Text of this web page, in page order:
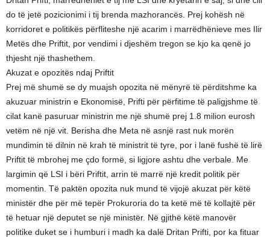
do të jetë pozicionimi i tij brenda mazhorancës. Prej kohësh në
korridoret e politikës përfliteshe një acarim i marrëdhënieve mes Ilir
Metës dhe Priftit, por vendimi i djeshëm tregon se kjo ka qenë jo
thjesht një thashethem.
Akuzat e opozitës ndaj Priftit
Prej më shumë se dy muajsh opozita në mënyrë të përditshme ka
akuzuar ministrin e Ekonomisë, Prifti për përfitime të paligjshme të
cilat kanë pasuruar ministrin me një shumë prej 1.8 milion eurosh
vetëm në një vit. Berisha dhe Meta në asnjë rast nuk morën
mundimin të dilnin në krah të ministrit të tyre, por i lanë fushë të lirë
Priftit të mbrohej me çdo formë, si ligjore ashtu dhe verbale. Me
largimin që LSI i bëri Priftit, arrin të marrë një kredit politik për
momentin. Të paktën opozita nuk mund të vijojë akuzat për këtë
ministër dhe për më tepër Prokuroria do ta ketë më të kollajtë për
të hetuar një deputet se një ministër. Në gjithë këtë manovër
politike duket se i humburi i madh ka dalë Dritan Prifti, por ka fituar